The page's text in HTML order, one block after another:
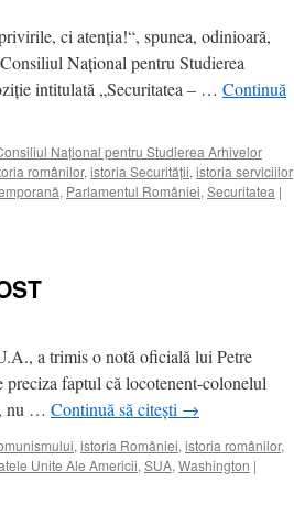
ci atenţia!“, spunea, odinioară,
Naţional pentru Studierea
intitulată „Securitatea – … Continuă
Naţional pentru Studierea Arhivelor
românilor, istoria Securităţii, istoria serviciilor
, Parlamentul României, Securitatea |
a trimis o notă oficială lui Petre
faptul că locotenent-colonelul
nu … Continuă să citești →
, istoria României, istoria românilor,
Unite Ale Americii, SUA, Washington |